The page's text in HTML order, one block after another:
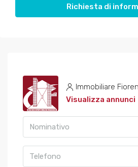
Richiesta di
Immobiliare
Visualizza annunci